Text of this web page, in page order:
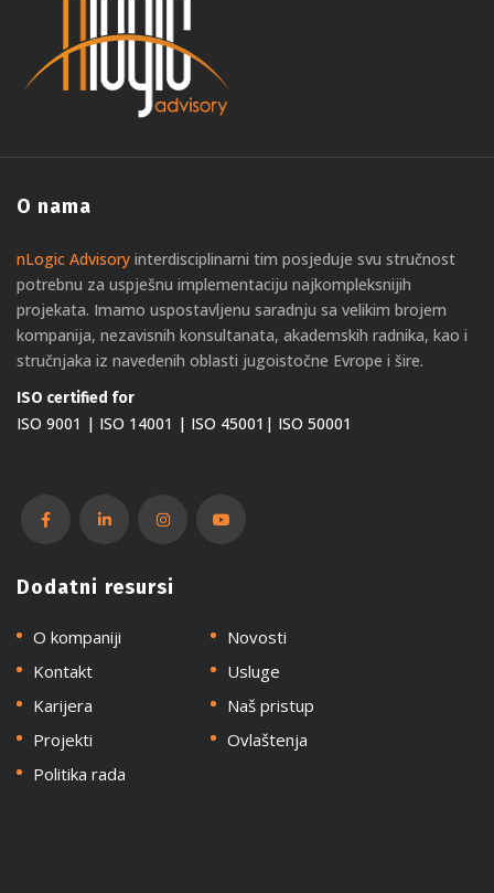
O nama
nLogic Advisory interdisciplinarni tim posjeduje svu stručnost
potrebnu za uspješnu implementaciju najkompleksnijih
projekata. Imamo uspostavljenu saradnju sa velikim brojem
kompanija, nezavisnih konsultanata, akademskih radnika, kao i
stručnjaka iz navedenih oblasti jugoistočne Evrope i šire.
ISO certified for
ISO 9001 | ISO 14001 | ISO 45001| ISO 50001
Dodatni resursi
O kompaniji
Novosti
Kontakt
Usluge
Karijera
Naš pristup
Projekti
Ovlaštenja
Politika rada